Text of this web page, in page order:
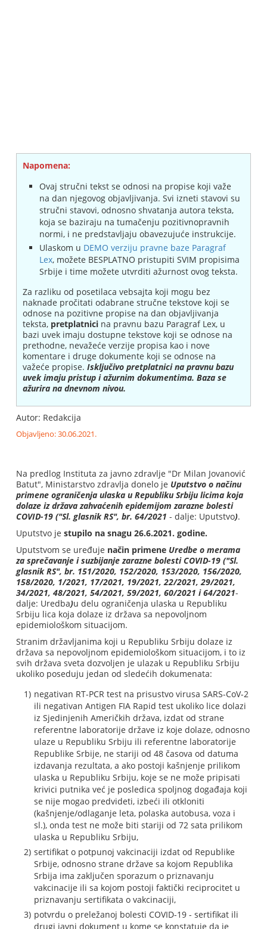
Napomena:
Ovaj stručni tekst se odnosi na propise koji važe
na dan njegovog objavljivanja. Svi izneti stavovi su
stručni stavovi, odnosno shvatanja autora teksta,
koja se baziraju na tumačenju pozitivnopravnih
normi, i ne predstavljaju obavezujuće instrukcije.
Ulaskom u DEMO verziju pravne baze Paragraf
Lex, možete BESPLATNO pristupiti SVIM propisima
Srbije i time možete utvrditi ažurnost ovog teksta.
Za razliku od posetilaca vebsajta koji mogu bez
naknade pročitati odabrane stručne tekstove koji se
odnose na pozitivne propise na dan objavljivanja
teksta, pretplatnici na pravnu bazu Paragraf Lex, u
bazi uvek imaju dostupne tekstove koji se odnose na
prethodne, nevažeće verzije propisa kao i nove
komentare i druge dokumente koji se odnose na
važeće propise.Isključivo pretplatnici na pravnu bazu
uvek imaju pristup i ažurnim dokumentima. Baza se
ažurira na dnevnom nivou.
Autor: Redakcija
Objavljeno: 30.06.2021.
Na predlog Instituta za javno zdravlje "Dr Milan Jovanović
Batut", Ministarstvo zdravlja donelo je Uputstvo o načinu
primene ograničenja ulaska u Republiku Srbiju licima koja
dolaze iz država zahvaćenih epidemijom zarazne bolesti
COVID-19 ("Sl. glasnik RS", br. 64/2021 - dalje: Uputstvo).
Uputstvo jestupilo na snagu 26.6.2021. godine.
Uputstvom se uređuje način primene Uredbe o merama
za sprečavanje i suzbijanje zarazne bolesti COVID-19 ("Sl.
glasnik RS", br. 151/2020, 152/2020, 153/2020, 156/2020,
158/2020, 1/2021, 17/2021, 19/2021, 22/2021, 29/2021,
34/2021, 48/2021, 54/2021, 59/2021, 60/2021 i 64/2021-
dalje: Uredba)u delu ograničenja ulaska u Republiku
Srbiju lica koja dolaze iz država sa nepovoljnom
epidemiološkom situacijom.
Stranim državljanima koji u Republiku Srbiju dolaze iz
država sa nepovoljnom epidemiološkom situacijom, i to iz
svih država sveta dozvoljen je ulazak u Republiku Srbiju
ukoliko poseduju jedan od sledećih dokumenata:
negativan RT-PCR test na prisustvo virusa SARS-CoV-2
ili negativan Antigen FIA Rapid test ukoliko lice dolazi
iz Sjedinjenih Američkih država, izdat od strane
referentne laboratorije države iz koje dolaze, odnosno
ulaze u Republiku Srbiju ili referentne laboratorije
Republike Srbije, ne stariji od 48 časova od datuma
izdavanja rezultata, a ako postoji kašnjenje prilikom
ulaska u Republiku Srbiju, koje se ne može pripisati
krivici putnika već je posledica spoljnog događaja koji
se nije mogao predvideti, izbeći ili otkloniti
(kašnjenje/odlaganje leta, polaska autobusa, voza i
sl.), onda test ne može biti stariji od 72 sata prilikom
ulaska u Republiku Srbiju,
sertifikat o potpunoj vakcinaciji izdat od Republike
Srbije, odnosno strane države sa kojom Republika
Srbija ima zaključen sporazum o priznavanju
vakcinacije ili sa kojom postoji faktički reciprocitet u
priznavanju sertifikata o vakcinaciji,
potvrdu o preležanoj bolesti COVID-19 - sertifikat ili
drugi javni dokument u kome se konstatuje da je